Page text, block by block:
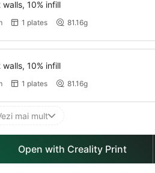
10% infill
 1 plates  81.16g
10% infill
 1 plates  81.16g
mai mult
Open with Creality Print